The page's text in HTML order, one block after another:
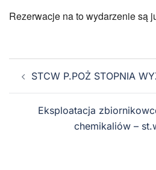
Rezerwacje na to wydarzenie są
STCW P.POŻ STOPNIA
Eksploatacja
chemikaliów –